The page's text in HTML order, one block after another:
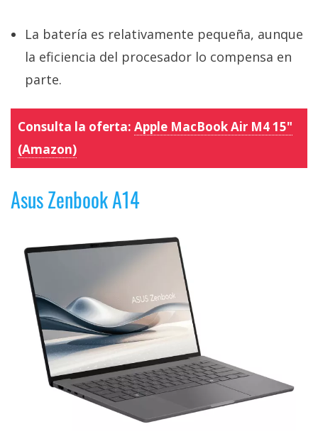
La batería es relativamente pequeña, aunque
la eficiencia del procesador lo compensa en
parte.
Consulta la oferta: Apple MacBook Air M4 15"
(Amazon)
Asus Zenbook A14